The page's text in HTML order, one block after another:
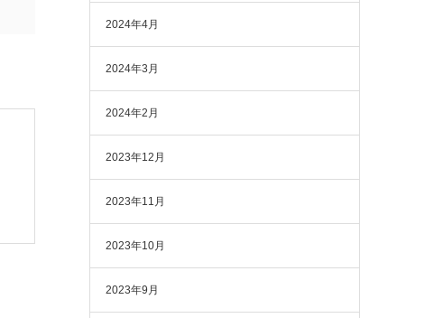
2024年4月
2024年3月
2024年2月
2023年12月
2023年11月
2023年10月
2023年9月